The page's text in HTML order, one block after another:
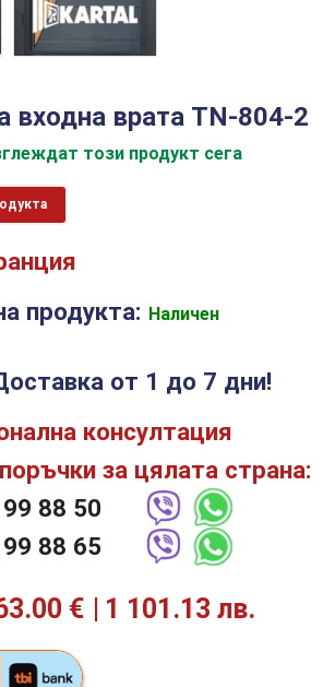
входна врата TN-804-2
този продукт сега
продукта: Наличен
от 1 до 7 дни!
консултация
за цялата страна:
88 50
88 65
€ 1 101.13 лв.